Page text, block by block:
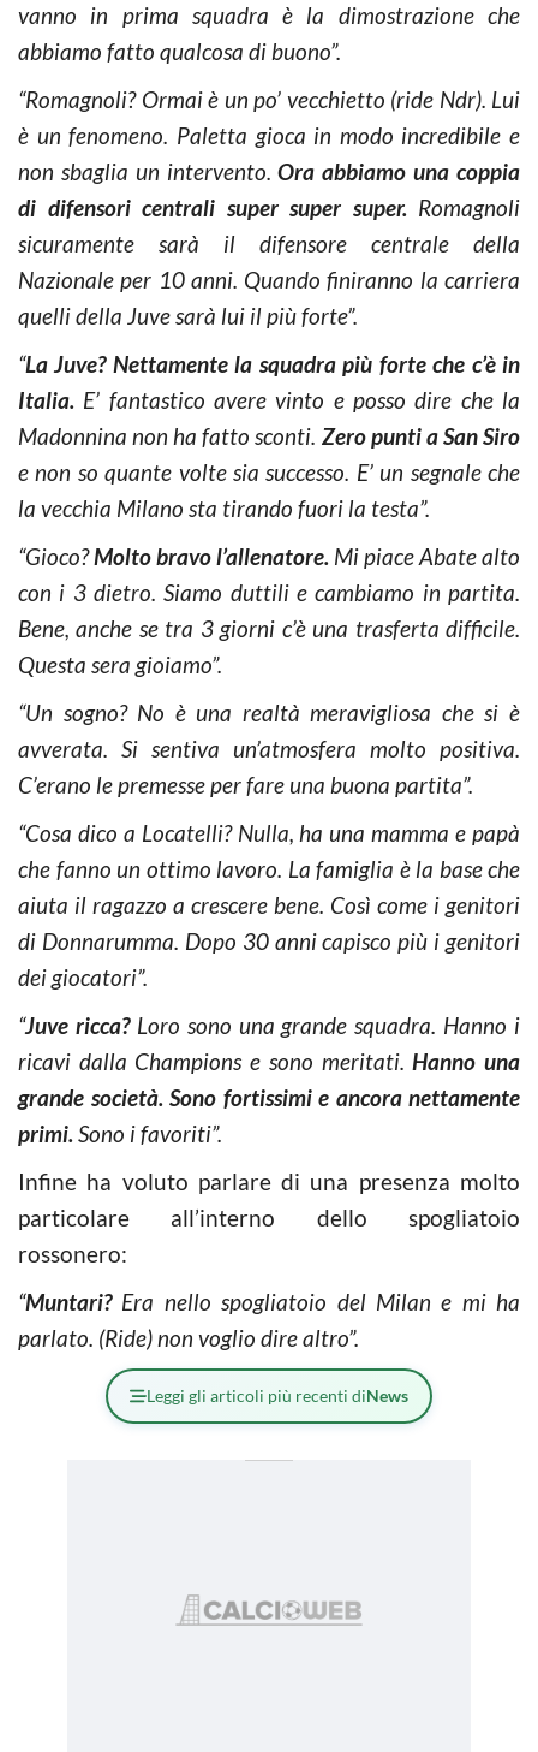
vanno in prima squadra è la dimostrazione che
abbiamo fatto qualcosa di buono”.
“Romagnoli? Ormai è un po’ vecchietto (ride Ndr). Lui
è un fenomeno. Paletta gioca in modo incredibile e
non sbaglia un intervento.Ora abbiamo una coppia
di difensori centrali super super super.Romagnoli
sicuramente sarà il difensore centrale della
Nazionale per 10 anni. Quando finiranno la carriera
quelli della Juve sarà lui il più forte”.
“La Juve? Nettamente la squadra più forte che c’è in
Italia. E’ fantastico avere vinto e posso dire che la
Madonnina non ha fatto sconti. Zero punti a San Siro
e non so quante volte sia successo. E’ un segnale che
la vecchia Milano sta tirando fuori la testa”.
“Gioco?Molto bravo l’allenatore. Mi piace Abate alto
con i 3 dietro. Siamo duttili e cambiamo in partita.
Bene, anche se tra 3 giorni c’è una trasferta difficile.
Questa sera gioiamo”.
“Un sogno? No è una realtà meravigliosa che si è
avverata. Si sentiva un’atmosfera molto positiva.
C’erano le premesse per fare una buona partita”.
“Cosa dico a Locatelli? Nulla, ha una mamma e papà
che fanno un ottimo lavoro. La famiglia è la base che
aiuta il ragazzo a crescere bene. Così come i genitori
di Donnarumma. Dopo 30 anni capisco più i genitori
dei giocatori”.
“Juve ricca?Loro sono una grande squadra. Hanno i
ricavi dalla Champions e sono meritati.Hanno una
grande società. Sono fortissimi e ancora nettamente
primi.Sono i favoriti”.
Infine ha voluto parlare di una presenza molto
particolare all’interno dello spogliatoio
rossonero:
“Muntari?Era nello spogliatoio del Milan e mi ha
parlato. (Ride) non voglio dire altro”.
Leggi gli articoli più recenti diNews